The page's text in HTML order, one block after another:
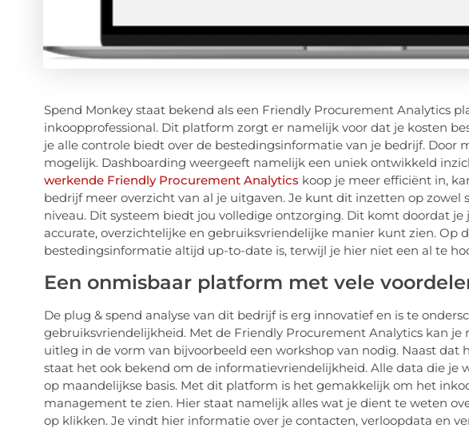
Spend Monkey staat bekend als een Friendly Procurement Analytics
inkoopprofessional. Dit platform zorgt er namelijk voor dat je kosten
je alle controle biedt over de bestedingsinformatie van je bedrijf. Door
mogelijk. Dashboarding weergeeft namelijk een uniek ontwikkeld
werkende Friendly Procurement Analytics koop je meer efficiënt in,
bedrijf meer overzicht van al je uitgaven. Je kunt dit inzetten op zowel
niveau. Dit systeem biedt jou volledige ontzorging. Dit komt doordat
accurate, overzichtelijke en gebruiksvriendelijke manier kunt zien. Op
bestedingsinformatie altijd up-to-date is, terwijl je hier niet een al te
Een onmisbaar platform met vele
De plug & spend analyse van dit bedrijf is erg innovatief en is te
gebruiksvriendelijkheid. Met de Friendly Procurement Analytics kan je
uitleg in de vorm van bijvoorbeeld een workshop van nodig. Naast dat
staat het ook bekend om de informatievriendelijkheid. Alle data die je
op maandelijkse basis. Met dit platform is het gemakkelijk om het
management te zien. Hier staat namelijk alles wat je dient te weten
op klikken. Je vindt hier informatie over je contacten, verloopdata en